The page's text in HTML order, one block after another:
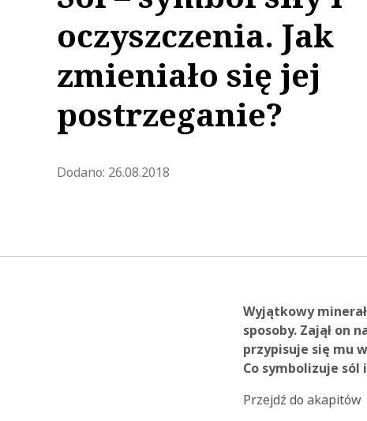
oczyszczenia. Jak
zmieniało się jej
postrzeganie?
Dodano: 26.08.2018
Wyjątkowy
sposoby. Zajął on
przypisuje się mu
Co symbolizuje
Przejdź do akapitów